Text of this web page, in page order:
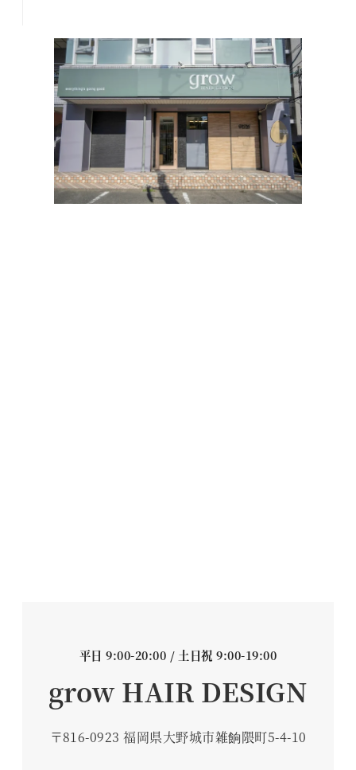
平日 9:00-20:00 / 土日祝 9:00-19:00
grow HAIR DESIGN
〒816-0923 福岡県大野城市雑餉隈町5-4-10